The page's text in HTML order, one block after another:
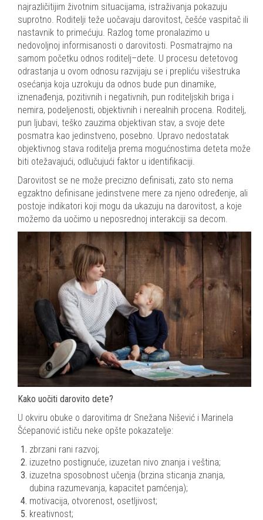
najrazličitijim životnim situacijama, istraživanja pokazuju
suprotno. Roditelji teže uočavaju darovitost, češće vaspitač ili
nastavnik to primećuju. Razlog tome pronalazimo u
nedovoljnoj informisanosti o darovitosti. Posmatrajmo na
samom početku odnos roditelj–dete. U procesu detetovog
odrastanja u ovom odnosu razvijaju se i prepliću višestruka
osećanja koja uzrokuju da odnos bude pun dinamike,
iznenađenja, pozitivnih i negativnih, pun roditeljskih briga i
nemira, podeljenosti, objektivnih i nerealnih procena. Roditelj,
pun ljubavi, teško zauzima objektivan stav, a svoje dete
posmatra kao jedinstveno, posebno. Upravo nedostatak
objektivnog stava roditelja prema mogućnostima deteta može
biti otežavajući, odlučujući faktor u identifikaciji.
Darovitost se ne može precizno definisati, zato sto nema
egzaktno definisane jedinstvene mere za njeno određenje, ali
postoje indikatori koji mogu da ukazuju na darovitost, a koje
možemo da uočimo u neposrednoj interakciji sa decom.
Kako uočiti darovito dete?
U okviru obuke o darovitima dr Snežana Nišević i Marinela
Šćepanović ističu neke opšte pokazatelje:
zbrzani rani razvoj;
izuzetno postignuće, izuzetan nivo znanja i veština;
izuzetna sposobnost učenja (brzina sticanja znanja,
dubina razumevanja, kapacitet pamćenja);
motivacija, otvorenost, osetljivost;
kreativnost;